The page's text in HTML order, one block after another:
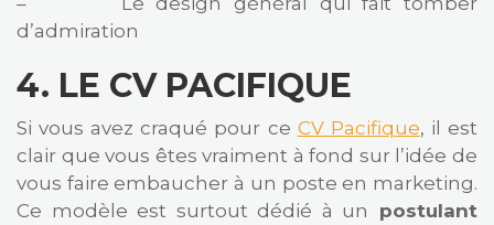
d’admiration
4. LE CV PACIFIQUE
Si vous avez craqué pour ce CV Pacifique, il est
clair que vous êtes vraiment à fond sur l’idée de
vous faire embaucher à un poste en marketing.
Ce modèle est surtout dédié à un
postulant